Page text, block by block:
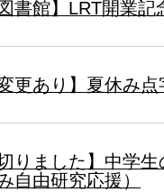
図書館】LRT開業
変更あり】夏休み
切りました】中学
自由研究応援）